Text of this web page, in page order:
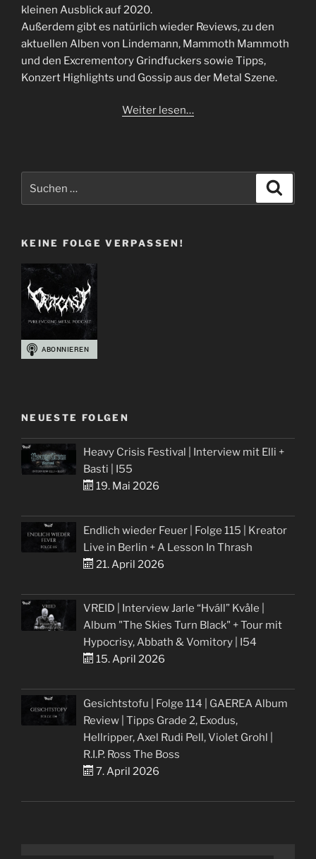
kleinen Ausblick auf 2020.
Außerdem gibt es natürlich wieder Reviews, zu den
aktuellen Alben von Lindemann, Mammoth Mammoth
und den Excrementory Grindfuckers sowie Tipps,
Konzert Highlights und Gossip aus der Metal Szene.
Weiter lesen…
KEINE FOLGE VERPASSEN!
NEUESTE FOLGEN
Heavy Crisis Festival | Interview mit Elli +
Basti | I55
19. Mai 2026
Endlich wieder Feuer | Folge 115 | Kreator
Live in Berlin + A Lesson In Thrash
21. April 2026
VREID | Interview Jarle “Hváll” Kvåle |
Album "The Skies Turn Black" + Tour mit
Hypocrisy, Abbath & Vomitory | I54
15. April 2026
Gesichtstofu | Folge 114 | GAEREA Album
Review | Tipps Grade 2, Exodus,
Hellripper, Axel Rudi Pell, Violet Grohl |
R.I.P. Ross The Boss
7. April 2026